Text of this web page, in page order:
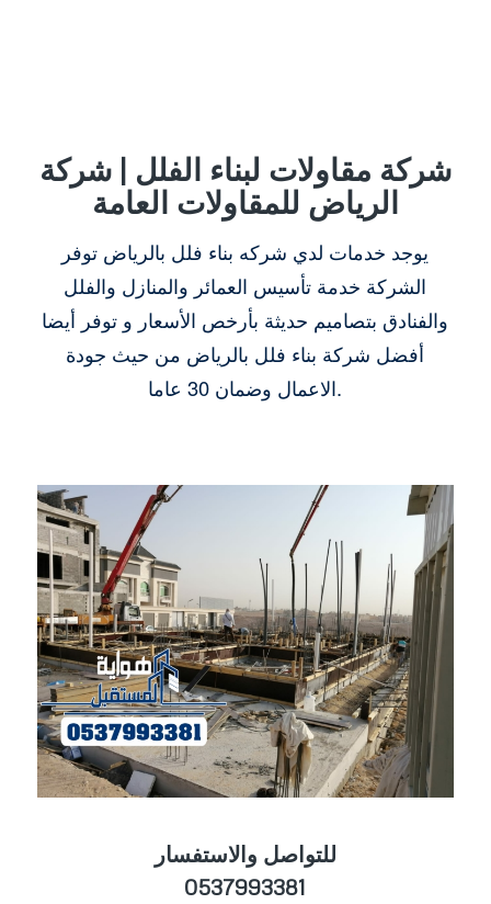
شركة مقاولات لبناء الفلل | شركة
الرياض للمقاولات العامة
يوجد خدمات لدي شركه بناء فلل بالرياض توفر
الشركة خدمة تأسيس العمائر والمنازل والفلل
والفنادق بتصاميم حديثة بأرخص الأسعار و توفر أيضا
أفضل شركة بناء فلل بالرياض من حيث جودة
الاعمال وضمان 30 عاما.
للتواصل والاستفسار
0537993381